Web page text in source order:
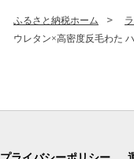
ふるさと納税ホーム
ウレタン×高密度反毛わた